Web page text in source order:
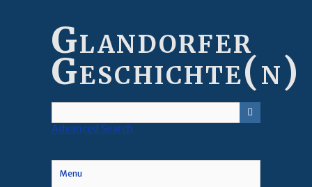
Glandorfer
Geschichte(n)
Advanced Search
Menu